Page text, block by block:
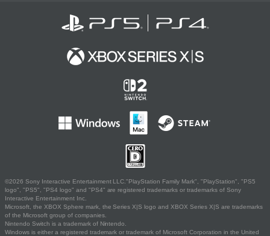
©2026 Sony Interactive Entertainment LLC."PlayStation Family Mark", "PlayStation", "PS5
logo", "PS5", "PS4 logo" and "PS4" are registered trademarks or trademarks of Sony
Interactive Entertainment Inc.
Microsoft, the XBOX Sphere mark, the Series X|S logo and XBOX Series X|S are trademarks
of the Microsoft group of companies.
Nintendo Switch is a trademark of Nintendo.
Windows is either a registered trademark or trademark of Microsoft Corporation in the United